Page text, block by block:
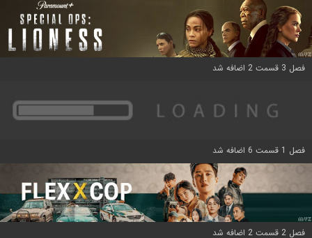
فصل 3 قسمت 2 اضافه شد
فصل 1 قسمت 6 اضافه شد
فصل 2 قسمت 2 اضافه شد